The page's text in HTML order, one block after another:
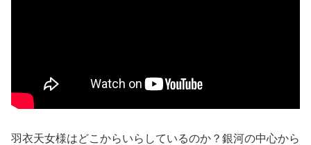
羽衣天女様はどこからいらしているのか？銀河の中心から